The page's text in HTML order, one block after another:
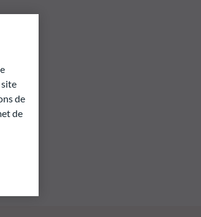
de
de